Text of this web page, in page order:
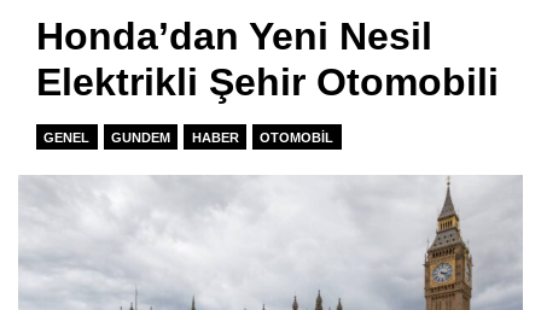
Honda’dan Yeni Nesil
Elektrikli Şehir Otomobili
GENEL GUNDEM HABER OTOMOBIL